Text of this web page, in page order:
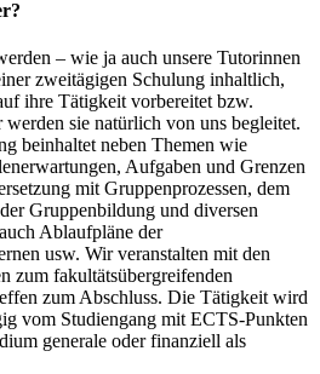
– wie ja auch unsere Tutorinnen
zweitägigen Schulung inhaltlich,
ihre Tätigkeit vorbereitet bzw.
werden sie natürlich von uns begleitet.
beinhaltet neben Themen wie
Aufgaben und Grenzen
mit Gruppenprozessen, dem
Gruppenbildung und diversen
Ablaufpläne der
usw. Wir veranstalten mit den
zum fakultätsübergreifenden
zum Abschluss. Die Tätigkeit wird
vom Studiengang mit ECTS-Punkten
generale oder finanziell als